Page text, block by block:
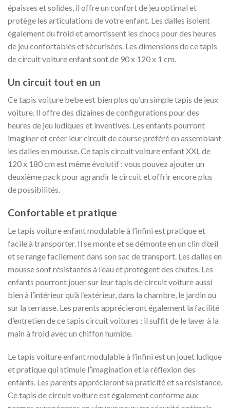
épaisses et solides, il offre un confort de jeu optimal et
protège les articulations de votre enfant. Les dalles isolent
également du froid et amortissent les chocs pour des heures
de jeu confortables et sécurisées. Les dimensions de ce tapis
de circuit voiture enfant sont de 90 x 120 x 1 cm.
Un circuit tout en un
Ce tapis voiture bebe est bien plus qu’un simple tapis de jeux
voiture. Il offre des dizaines de configurations pour des
heures de jeu ludiques et inventives. Les enfants pourront
imaginer et créer leur circuit de course préféré en assemblant
les dalles en mousse. Ce tapis circuit voiture enfant XXL de
120 x 180 cm est même évolutif : vous pouvez ajouter un
deuxième pack pour agrandir le circuit et offrir encore plus
de possibilités.
Confortable et pratique
Le tapis voiture enfant modulable à l’infini est pratique et
facile à transporter. Il se monte et se démonte en un clin d’œil
et se range facilement dans son sac de transport. Les dalles en
mousse sont résistantes à l’eau et protègent des chutes. Les
enfants pourront jouer sur leur tapis de circuit voiture aussi
bien à l’intérieur qu’à l’extérieur, dans la chambre, le jardin ou
sur la terrasse. Les parents apprécieront également la facilité
d’entretien de ce tapis circuit voitures : il suffit de le laver à la
main à froid avec un chiffon humide.
Le tapis voiture enfant modulable à l’infini est un jouet ludique
et pratique qui stimule l’imagination et la réflexion des
enfants. Les parents apprécieront sa praticité et sa résistance.
Ce tapis de circuit voiture est également conforme aux